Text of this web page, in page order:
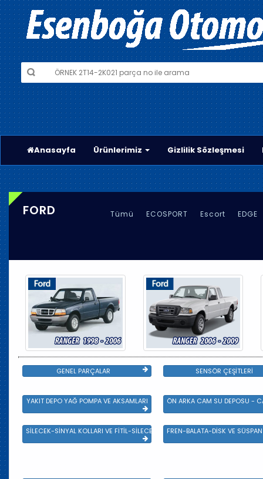
Anasayfa Ürünlerimiz Gizlilik Sözleşmesi
FORD Tümü ECOSPORT Escort EDGE
GENEL PARÇALAR SENSÖR ÇEŞİTLERİ
YAKIT DEPO YAĞ POMPA VE AKSAMLARI ÖN ARKA CAM SU DEPOSU -
SİLECEK-SİNYAL KOLLARI VE FİTİL-SİLECEK ÇEŞİTLERİFREN-BALATA-DİSK VE